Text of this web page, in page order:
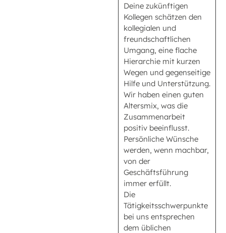
Deine zukünftigen
Kollegen schätzen den
kollegialen und
freundschaftlichen
Umgang, eine flache
Hierarchie mit kurzen
Wegen und gegenseitige
Hilfe und Unterstützung.
Wir haben einen guten
Altersmix, was die
Zusammenarbeit
positiv beeinflusst.
Persönliche Wünsche
werden, wenn machbar,
von der
Geschäftsführung
immer erfüllt.
Die
Tätigkeitsschwerpunkte
bei uns entsprechen
dem üblichen